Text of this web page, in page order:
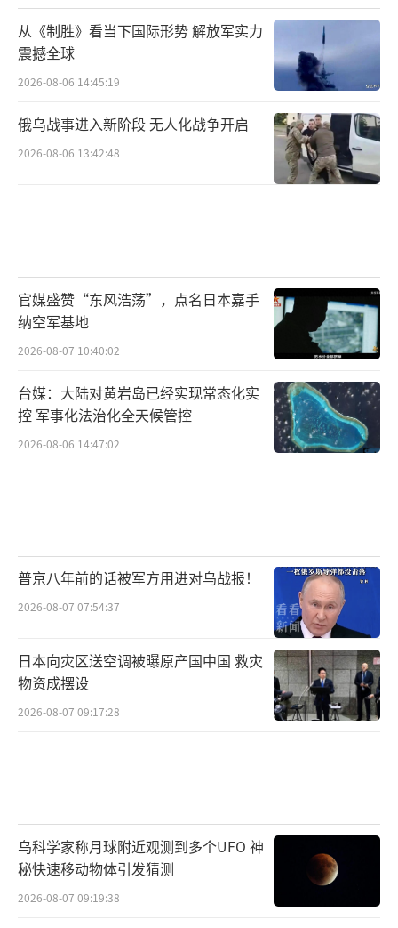
从《制胜》看当下国际形势 解放军实力
震撼全球
2026-08-06 14:45:19
俄乌战事进入新阶段 无人化战争开启
2026-08-06 13:42:48
官媒盛赞“东风浩荡”，点名日本嘉手
纳空军基地
2026-08-07 10:40:02
台媒：大陆对黄岩岛已经实现常态化实
控 军事化法治化全天候管控
2026-08-06 14:47:02
普京八年前的话被军方用进对乌战报！
2026-08-07 07:54:37
日本向灾区送空调被曝原产国中国 救灾
物资成摆设
2026-08-07 09:17:28
乌科学家称月球附近观测到多个UFO 神
秘快速移动物体引发猜测
2026-08-07 09:19:38